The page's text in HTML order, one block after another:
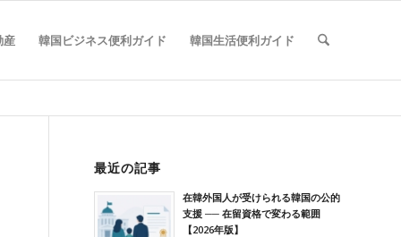
産 韓国ビジネス便利ガイド 韓国生活便利ガイド
最近の記事
在韓外国人が受けられる韓国の公的
支援 ── 在留資格で変わる範囲
【2026年版】